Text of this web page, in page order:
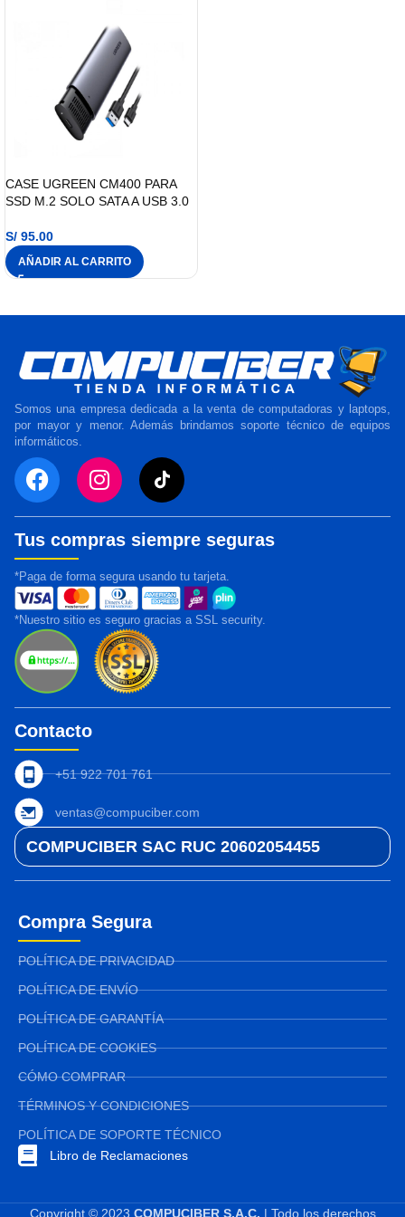
CASE UGREEN CM400 PARA
SSD M.2 SOLO SATA A USB 3.0
S/ 95.00
AÑADIR AL CARRITO
Somos una empresa dedicada a la venta de computadoras y laptops,
por mayor y menor. Además brindamos soporte técnico de equipos
informáticos.
Tus compras siempre seguras
*Paga de forma segura usando tu tarjeta.
*Nuestro sitio es seguro gracias a SSL security.
Contacto
+51 922 701 761
ventas@compuciber.com
COMPUCIBER SAC RUC 20602054455
Compra Segura
POLÍTICA DE PRIVACIDAD
POLÍTICA DE ENVÍO
POLÍTICA DE GARANTÍA
POLÍTICA DE COOKIES
CÓMO COMPRAR
TÉRMINOS Y CONDICIONES
POLÍTICA DE SOPORTE TÉCNICO
Libro de Reclamaciones
Copyright © 2023 COMPUCIBER S.A.C. | Todo los derechos